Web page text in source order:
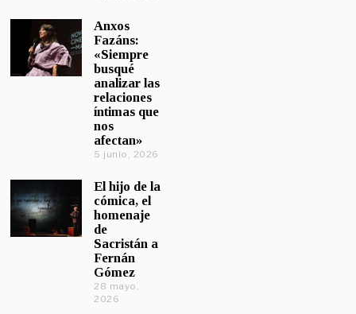
Anxos
Fazáns:
«Siempre
busqué
analizar las
relaciones
íntimas que
nos
afectan»
5 junio, 2026
El hijo de la
cómica, el
homenaje
de
Sacristán a
Fernán
Gómez
28 mayo,
2026